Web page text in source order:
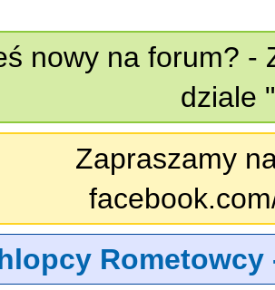
nowy na forum? -
dziale
Zapraszamy
Rometowcy